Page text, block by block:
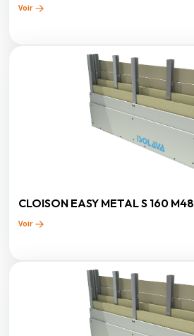
Voir
CLOISON EASY METAL S 160 M48
Voir